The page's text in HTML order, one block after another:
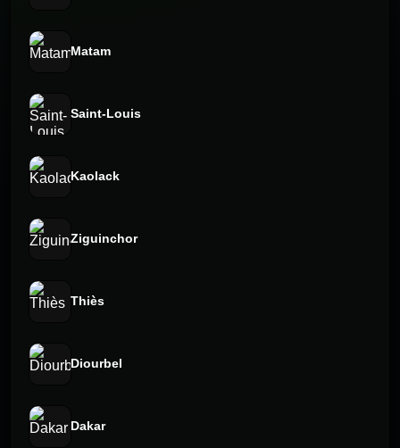
Matam
Saint-Louis
Kaolack
Ziguinchor
Thiès
Diourbel
Dakar